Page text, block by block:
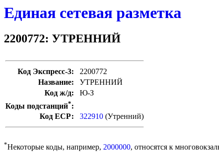
Единая сетевая разметка
2200772: УТРЕННИЙ
Код Экспресс-3:
2200772
Название:
УТРЕННИЙ
Код ж/д:
Ю-З
Коды подстанций*:
Код ЕСР:
322910 (Утренний)
*Некоторые коды, например, 2000000, относятся к